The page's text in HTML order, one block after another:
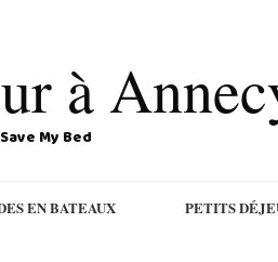
à
My Bed
EN BATEAUX PETITS